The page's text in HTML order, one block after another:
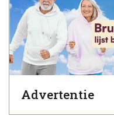
Advertentie